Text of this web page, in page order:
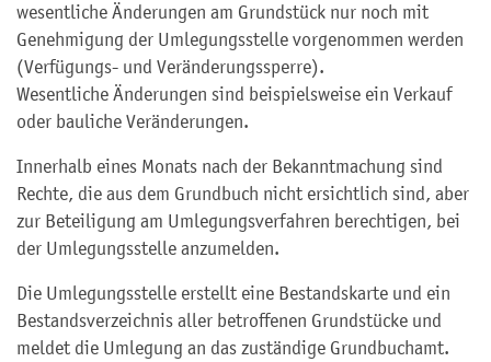
wesentliche Änderungen am Grundstück nur noch mit
Genehmigung der Umlegungsstelle vorgenommen werden
(Verfügungs- und Veränderungssperre).
Wesentliche Änderungen sind beispielsweise ein Verkauf
oder bauliche Veränderungen.
Innerhalb eines Monats nach der Bekanntmachung sind
Rechte, die aus dem Grundbuch nicht ersichtlich sind, aber
zur Beteiligung am Umlegungsverfahren berechtigen, bei
der Umlegungsstelle anzumelden.
Die Umlegungsstelle erstellt eine Bestandskarte und ein
Bestandsverzeichnis aller betroffenen Grundstücke und
meldet die Umlegung an das zuständige Grundbuchamt.